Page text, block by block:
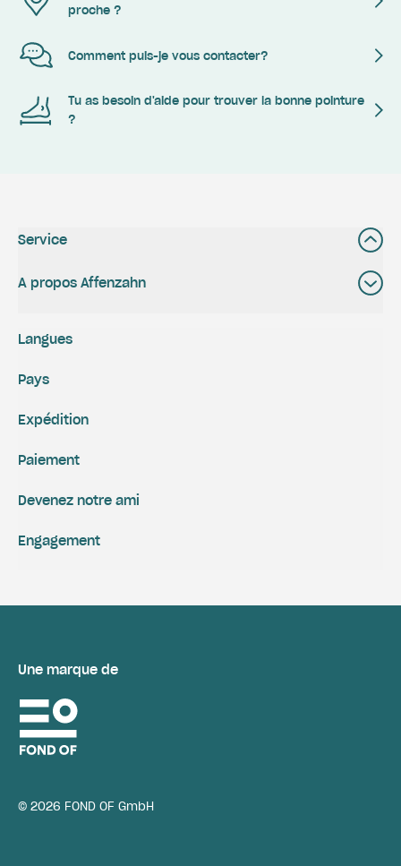
proche ?
Comment puis-je vous contacter?
Tu as besoin d'aide pour trouver la bonne pointure
?
Service
A propos Affenzahn
Expédition
Paiement
Engagement
Devenez notre ami
Langues
Pays
Une marque de
© 2026 FOND OF GmbH